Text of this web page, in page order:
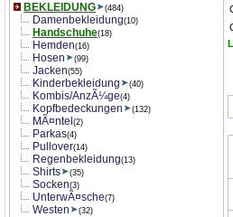
BEKLEIDUNG (484)
Damenbekleidung(10)
Handschuhe(18)
Hemden(16)
Hosen (99)
Jacken(55)
Kinderbekleidung (40)
Kombis/AnzÃ¼ge(4)
Kopfbedeckungen (132)
MÃ¤ntel (2)
Parkas(4)
Pullover(14)
Regenbekleidung(13)
Shirts (35)
Socken(3)
UnterwÃ¤sche(7)
Westen (32)